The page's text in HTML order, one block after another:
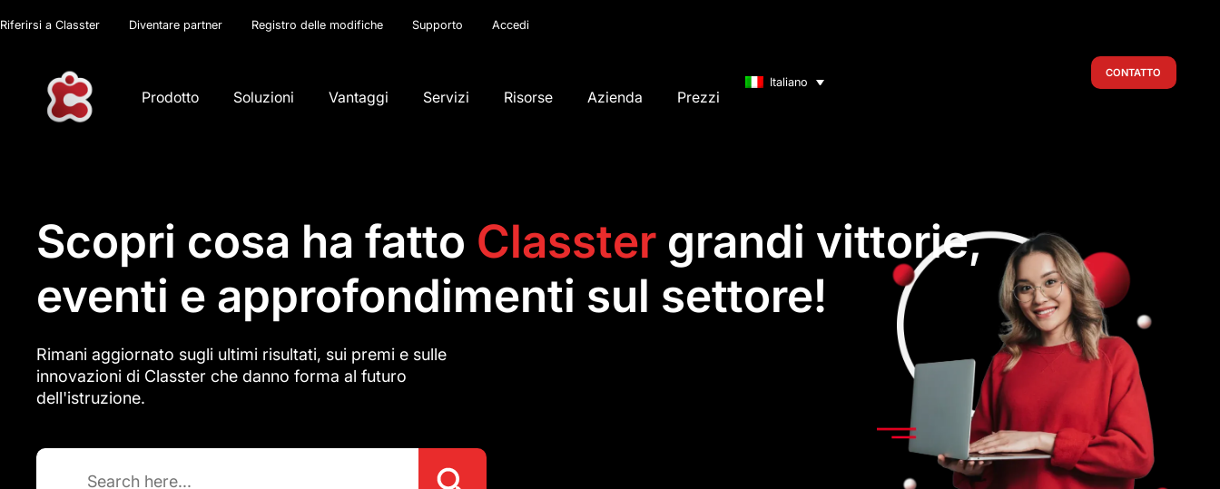
Riferirsi a Classter Diventare partner Registro delle modifiche Supporto Accedi
Prodotto Soluzioni Vantaggi Servizi Risorse Azienda Prezzi
Italiano
CONTATTO
Scopri cosa ha fatto Classter grandi vittorie,
eventi e approfondimenti sul settore!
Rimani aggiornato sugli ultimi risultati, sui premi e sulle
innovazioni di Classter che danno forma al futuro
dell'istruzione.
Search
Search Button